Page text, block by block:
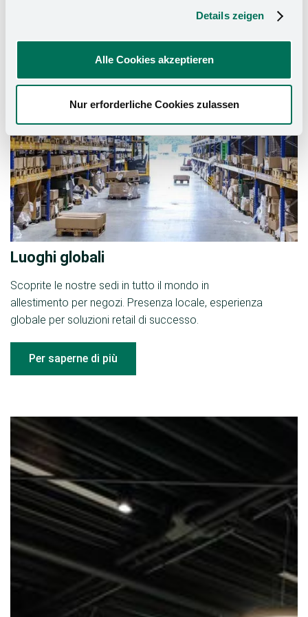
Details zeigen
Alle Cookies akzeptieren
Nur erforderliche Cookies zulassen
Luoghi globali
Scoprite le nostre sedi in tutto il mondo in
allestimento per negozi. Presenza locale, esperienza
globale per soluzioni retail di successo.
Per saperne di più